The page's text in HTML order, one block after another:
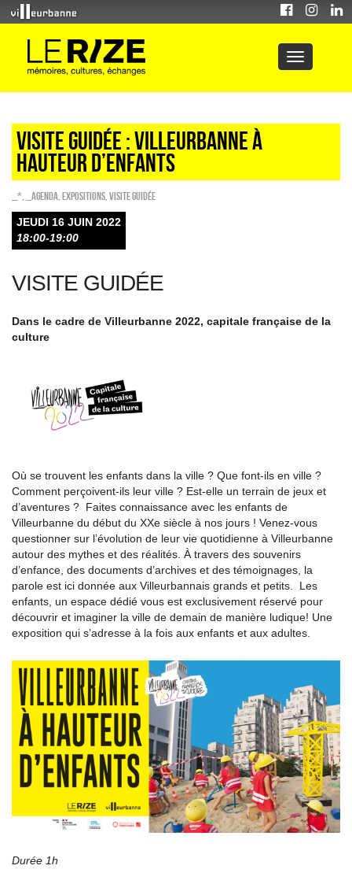
Visite guidée : Villeurbanne à
hauteur d’enfants
_* _Agenda EXPOSITIONS Visite guidée
JEUDI 16 JUIN 2022
18:00-19:00
VISITE GUIDÉE
Dans le cadre de Villeurbanne 2022, capitale française de la
culture
Où se trouvent les enfants dans la ville ? Que font-ils en ville ?
Comment perçoivent-ils leur ville ? Est-elle un terrain de jeux et
d’aventures ? Faites connaissance avec les enfants de
Villeurbanne du début du XXe siècle à nos jours ! Venez-vous
questionner sur l’évolution de leur vie quotidienne à Villeurbanne
autour des mythes et des réalités. À travers des souvenirs
d’enfance, des documents d’archives et des témoignages, la
parole est ici donnée aux Villeurbannais grands et petits. Les
enfants, un espace dédié vous est exclusivement réservé pour
découvrir et imaginer la ville de demain de manière ludique! Une
exposition qui s’adresse à la fois aux enfants et aux adultes.
Durée 1h